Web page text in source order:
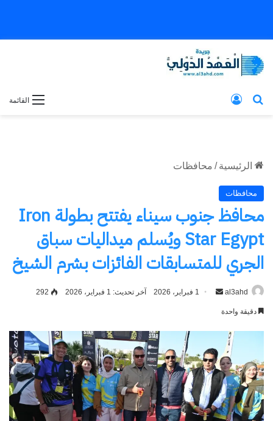
القائمة بحث عن
الرئيسية / محافظات
محافظات
محافظ جنوب سيناء يفتتح بطولة Iron
Star Egypt ويُسلم ميداليات سباق
الجري للمتسابقات الفائزات بشرم الشيخ
al3ahd
أرسل
1 فبراير، 2026 آخر تحديث: 1 فبراير، 2026 292
دقيقة واحدة